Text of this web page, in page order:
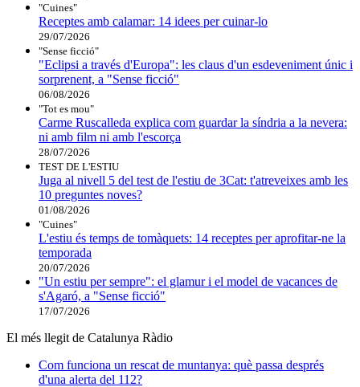
"Cuines"
Receptes amb calamar: 14 idees per cuinar-lo
29/07/2026
"Sense ficció"
"Eclipsi a través d'Europa": les claus d'un esdeveniment únic i
sorprenent, a "Sense ficció"
06/08/2026
"Tot es mou"
Carme Ruscalleda explica com guardar la síndria a la nevera:
ni amb film ni amb l'escorça
28/07/2026
TEST DE L'ESTIU
Juga al nivell 5 del test de l'estiu de 3Cat: t'atreveixes amb les
10 preguntes noves?
01/08/2026
"Cuines"
L'estiu és temps de tomàquets: 14 receptes per aprofitar-ne la
temporada
20/07/2026
"Un estiu per sempre": el glamur i el model de vacances de
s'Agaró, a "Sense ficció"
17/07/2026
El més llegit de Catalunya Ràdio
Com funciona un rescat de muntanya: què passa després
d'una alerta del 112?